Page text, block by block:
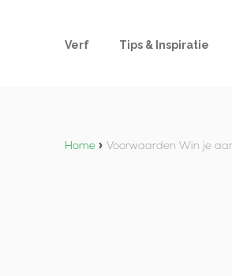
Verf Tips & Inspiratie
Home » Voorwaarden Win je